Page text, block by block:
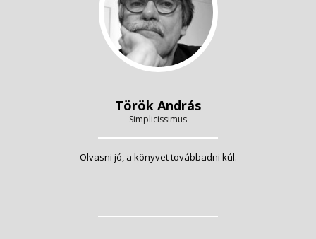
Török András
Simplicissimus
Olvasni jó, a könyvet továbbadni kúl.